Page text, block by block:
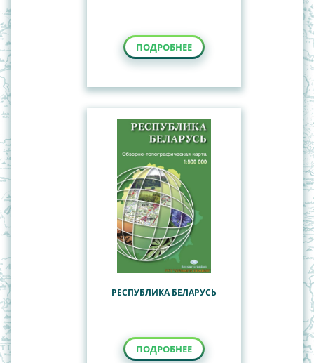
ПОДРОБНЕЕ
РЕСПУБЛИКА БЕЛАРУСЬ
ПОДРОБНЕЕ